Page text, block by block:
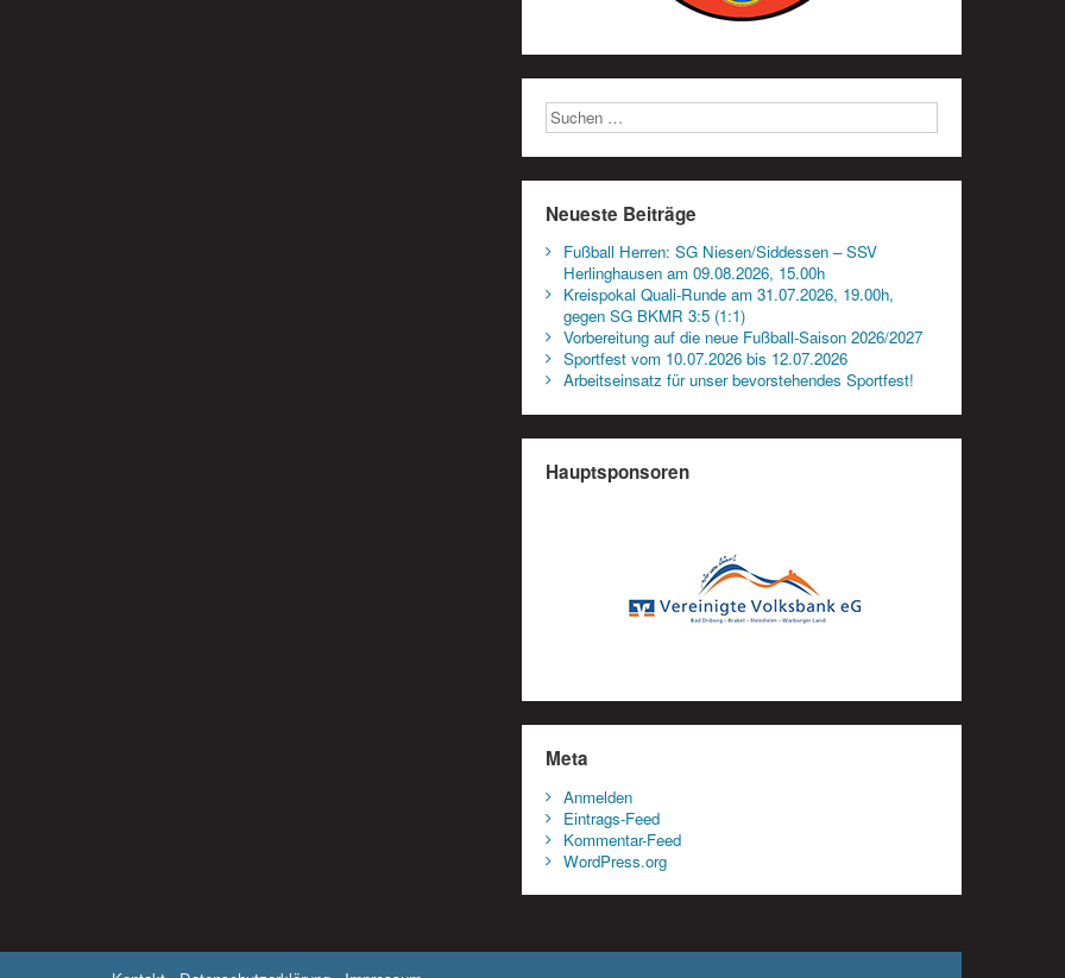
Neueste Beiträge
Fußball Herren: SG Niesen/Siddessen – SSV
Herlinghausen am 09.08.2026, 15.00h
Kreispokal Quali-Runde am 31.07.2026, 19.00h,
gegen SG BKMR 3:5 (1:1)
Vorbereitung auf die neue Fußball-Saison 2026/2027
Sportfest vom 10.07.2026 bis 12.07.2026
Arbeitseinsatz für unser bevorstehendes Sportfest!
Hauptsponsoren
Meta
Anmelden
Eintrags-Feed
Kommentar-Feed
WordPress.org